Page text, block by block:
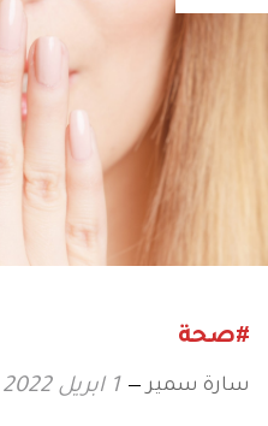
#صحة
سارة سمير 1 ابريل 2022